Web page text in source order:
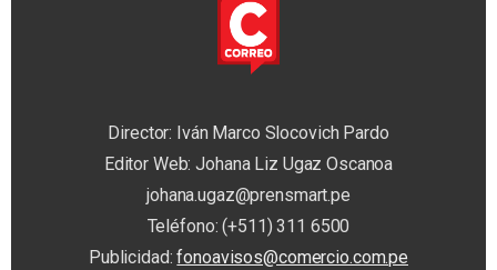
Director: Iván Marco Slocovich Pardo
Editor Web: Johana Liz Ugaz Oscanoa
johana.ugaz@prensmart.pe
Teléfono: (+511) 311 6500
Publicidad:fonoavisos@comercio.com.pe